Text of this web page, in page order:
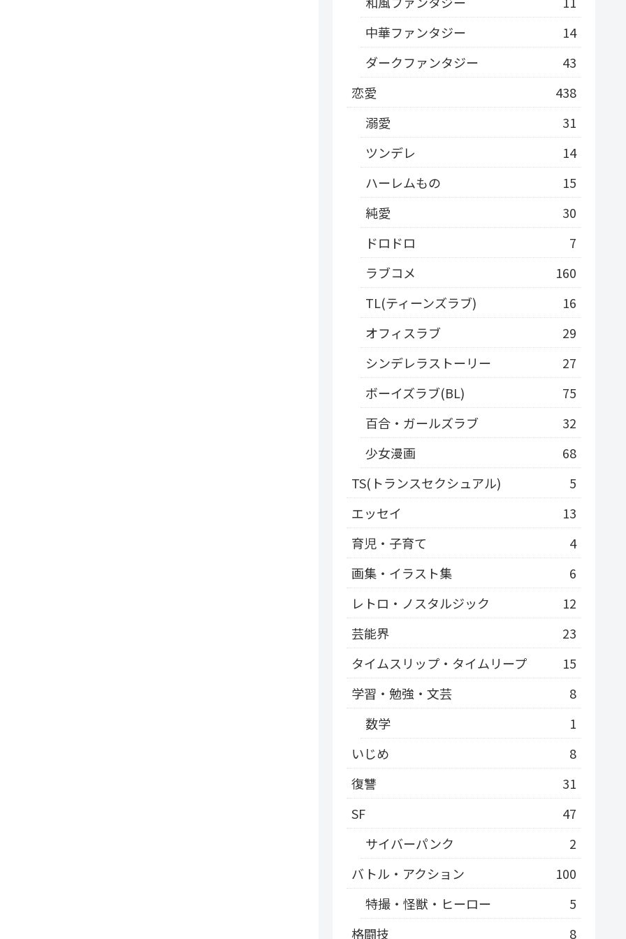
中華ファンタジー
14
ダークファンタジー
43
恋愛
438
溺愛
31
ツンデレ
14
ハーレムもの
15
純愛
30
ドロドロ
7
ラブコメ
160
TL(ティーンズラブ)
16
オフィスラブ
29
シンデレラストーリー
27
ボーイズラブ(BL)
75
百合・ガールズラブ
32
少女漫画
68
TS(トランスセクシュアル)
5
エッセイ
13
育児・子育て
4
画集・イラスト集
6
レトロ・ノスタルジック
12
芸能界
23
タイムスリップ・タイムリープ
15
学習・勉強・文芸
8
数学
1
いじめ
8
復讐
31
SF
47
サイバーパンク
2
バトル・アクション
100
特撮・怪獣・ヒーロー
5
格闘技
8